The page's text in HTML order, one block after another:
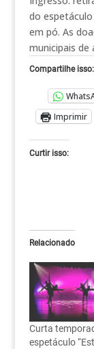
do
em pó. As
municipais de
Compartilhe isso:
Imprimir
Curtir isso:
Relacionado
Curta
espetáculo